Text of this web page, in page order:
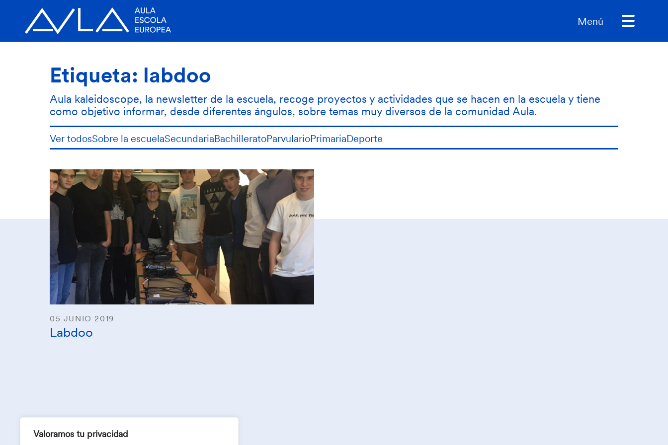
Valoramos tu privacidad
Menú
Etiqueta: labdoo
Aula kaleidoscope, la newsletter de la escuela, recoge proyectos y actividades que se hacen en la escuela y tiene
como objetivo informar, desde diferentes ángulos, sobre temas muy diversos de la comunidad Aula.
Ver todosSobre la escuelaSecundariaBachilleratoParvularioPrimariaDeporte
05 JUNIO 2019
Labdoo